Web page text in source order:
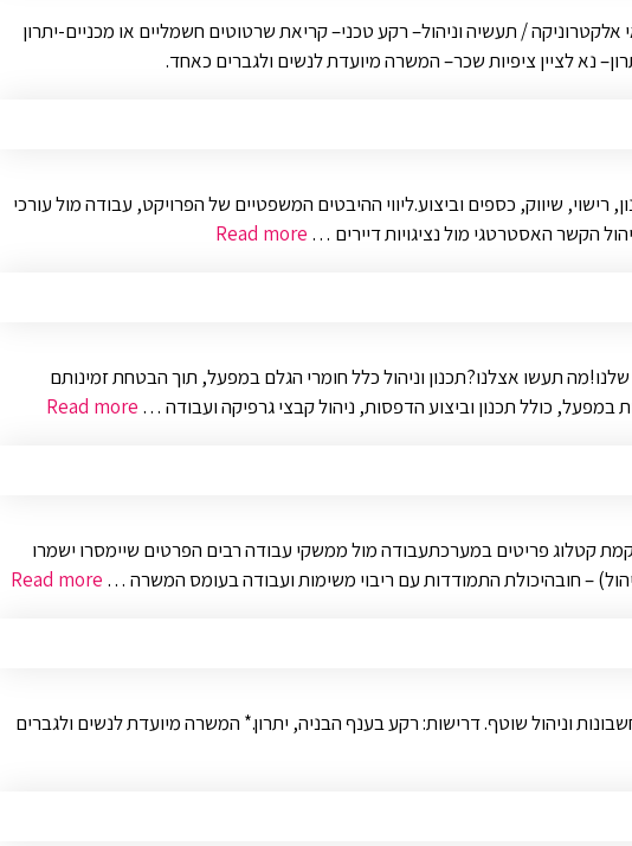
/ תעשיה וניהול– רקע טכני– קריאת שרטוטים חשמליים או מכניים-יתרון
שיווק, כספים וביצוע.ליווי ההיבטים המשפטיים של הפרויקט, עבודה מול עורכי
הקשר האסטרטגי מול נציגויות דיירים … Read more
תעשו אצלנו?תכנון וניהול כלל חומרי הגלם במפעל, תוך הבטחת זמינותם
במפעל, כולל תכנון וביצוע הדפסות, ניהול קבצי גרפיקה ועבודה … Read more
קטלוג פריטים במערכתעבודה מול ממשקי עבודה רבים הפרטים שיימסרו ישמרו
– חובהיכולת התמודדות עם ריבוי משימות ועבודה בעומס המשרה … Read more
וניהול שוטף. דרישות: רקע בענף הבניה, יתרון.* המשרה מיועדת לנשים ולגברים